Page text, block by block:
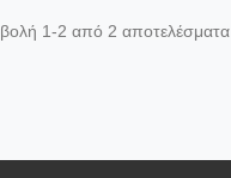
1-2 από 2 αποτελέσματα